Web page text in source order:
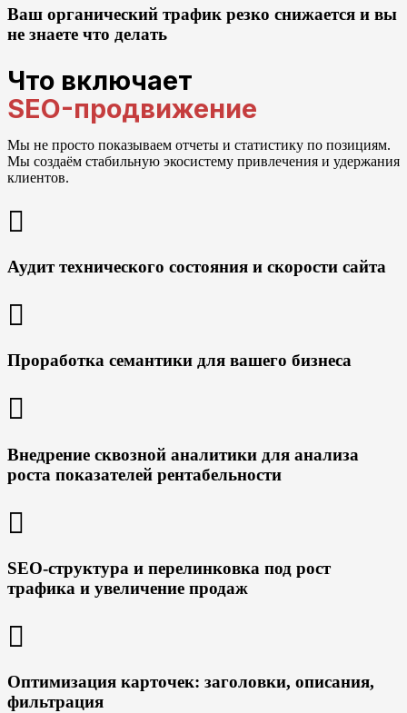
Ваш органический трафик резко снижается и вы
не знаете что делать
Что включает
SEO-продвижение
Мы не просто показываем отчеты и статистику по позициям.
Мы создаём стабильную экосистему привлечения и удержания
клиентов.
Аудит технического состояния и скорости сайта
Проработка семантики для вашего бизнеса
Внедрение сквозной аналитики для анализа
роста показателей рентабельности
SEO-структура и перелинковка под рост
трафика и увеличение продаж
Оптимизация карточек: заголовки, описания,
фильтрация